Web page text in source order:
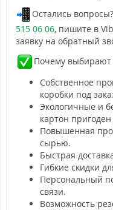
Остались
515 06 06, пишите в
заявку на обратный
Почему выбирают
Собственное
коробки под
Экологичные и
картон
Повышенная
сырью.
Быстрая
Гибкие скидки
Персональный
связи.
Возможность